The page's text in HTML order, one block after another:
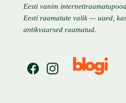
Eesti vanim
Eesti raamatute valik — uued,
antikvaarsed raamatud.